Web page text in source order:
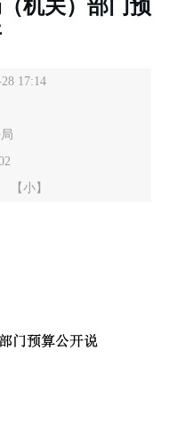
机关）部门预
17:14
【小】